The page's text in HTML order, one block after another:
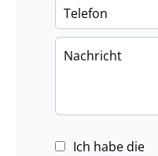
Ich habe die